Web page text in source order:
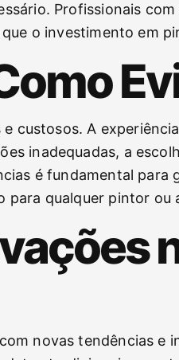
Profissionais
o investimento em
custosos. A
inadequadas, a
é fundamental
para qualquer pintor ou
novas tendências e